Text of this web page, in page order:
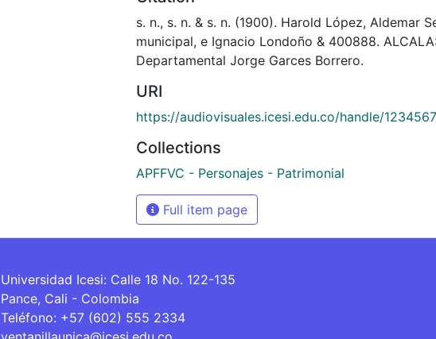
s. n., s. n. & s. n. (1900). Harold López, Aldemar
municipal, e Ignacio Londoño & 400888.
Departamental Jorge Garces Borrero.
URI
https://audiovisuales.icesi.edu.co/handle/
Collections
APFFVC - Personajes - Patrimonial
Full item page
Universidad Icesi: Calle 18 No. 122-135
Pance, Cali - Colombia
Teléfono: +57 (602) 555 2334